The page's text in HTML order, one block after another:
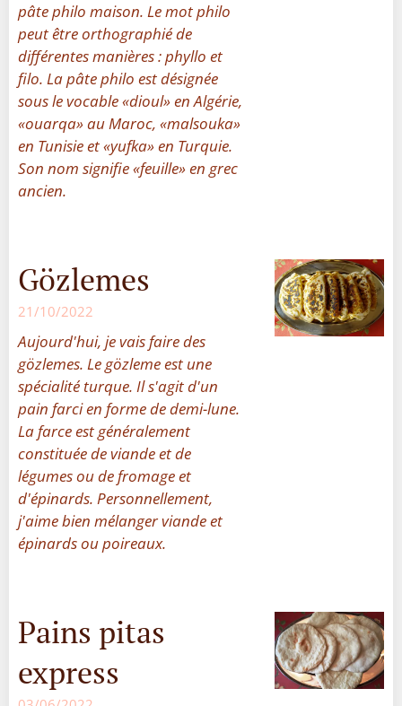
pâte philo maison. Le mot philo
peut être orthographié de
différentes manières : phyllo et
filo. La pâte philo est désignée
sous le vocable«dioul» en Algérie,
«ouarqa» au Maroc, «malsouka»
en Tunisieet«yufka» en Turquie.
Son nom signifie «feuille» en grec
ancien.
Gözlemes
21/10/2022
Aujourd'hui, je vais faire des
gözlemes. Le gözleme est une
spécialité turque. Il s'agit d'un
pain farci en forme de demi-lune.
La farce est généralement
constituée de viande et de
légumes ou de fromage et
d'épinards. Personnellement,
j'aime bien mélanger viande et
épinards ou poireaux.
Pains pitas
express